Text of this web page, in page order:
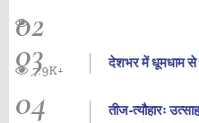
02
03 देशभर में धूमधाम से
7.9K+
04
तीज-त्यौहारः